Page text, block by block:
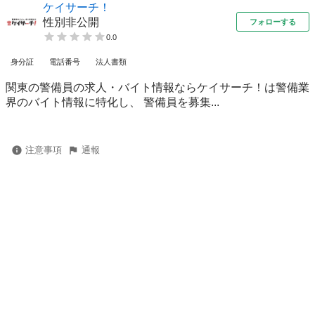
ケイサーチ！
性別非公開
0.0
フォローする
身分証 電話番号 法人書類
関東の警備員の求人・バイト情報ならケイサーチ！は警備業
界のバイト情報に特化し、 警備員を募集...
注意事項 通報